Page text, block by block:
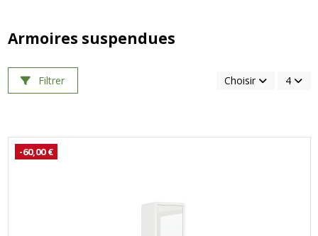
Armoires suspendues
Filtrer Choisir 4
-60,00 €